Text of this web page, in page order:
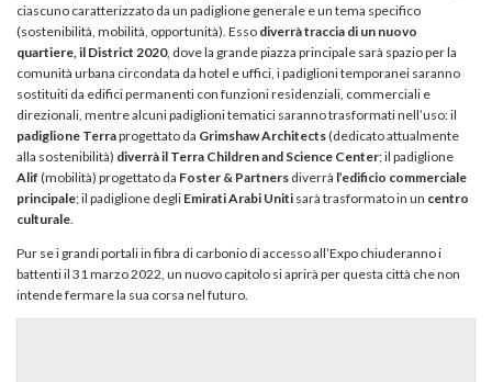
ciascuno caratterizzato da un padiglione generale e un tema specifico
(sostenibilità, mobilità, opportunità). Esso diverrà traccia di un nuovo
quartiere, il District 2020, dove la grande piazza principale sarà spazio per la
comunità urbana circondata da hotel e uffici, i padiglioni temporanei saranno
sostituiti da edifici permanenti con funzioni residenziali, commerciali e
direzionali, mentre alcuni padiglioni tematici saranno trasformati nell’uso: il
padiglione Terraprogettato da Grimshaw Architects(dedicato attualmente
alla sostenibilità) diverrà il Terra Children and Science Center; il padiglione
Alif (mobilità) progettato da Foster & Partners diverrà l’edificio commerciale
principale; il padiglione degli Emirati Arabi Uniti sarà trasformato in un centro
culturale
Pur se i grandi portali in fibra di carbonio di accesso all’Expo chiuderanno i
battenti il 31 marzo 2022, un nuovo capitolo si aprirà per questa città che non
intende fermare la sua corsa nel futuro.